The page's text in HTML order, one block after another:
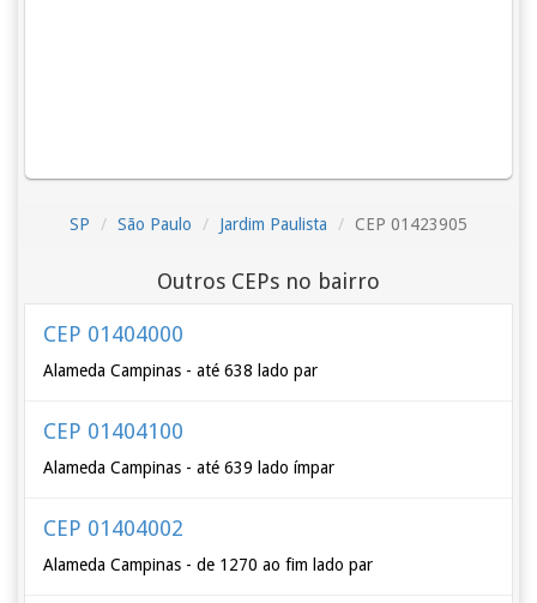
SP São Paulo Jardim Paulista CEP 01423905
Outros CEPs no bairro
CEP 01404000
Alameda Campinas - até 638 lado par
CEP 01404100
Alameda Campinas - até 639 lado ímpar
CEP 01404002
Alameda Campinas - de 1270 ao fim lado par